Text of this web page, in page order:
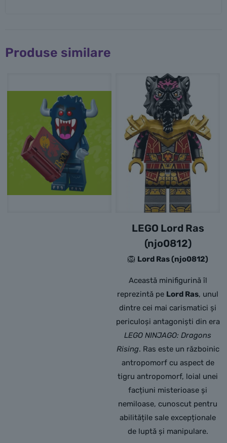
Produse similare
LEGO Lord Ras
(njo0812)
🦁 Lord Ras (njo0812)
Această minifigurină îl
reprezintă pe Lord Ras, unul
dintre cei mai carismatici și
periculoși antagoniști din era
LEGO NINJAGO: Dragons
Rising. Ras este un războinic
antropomorf cu aspect de
tigru antropomorf, loial unei
facțiuni misterioase și
nemiloase, cunoscut pentru
abilitățile sale excepționale
de luptă și manipulare.